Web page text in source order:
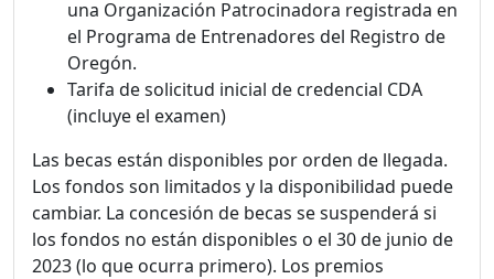
una Organización Patrocinadora registrada en
el Programa de Entrenadores del Registro de
Oregón.
Tarifa de solicitud inicial de credencial CDA
(incluye el examen)
Las becas están disponibles por orden de llegada.
Los fondos son limitados y la disponibilidad puede
cambiar. La concesión de becas se suspenderá si
los fondos no están disponibles o el 30 de junio de
2023 (lo que ocurra primero). Los premios